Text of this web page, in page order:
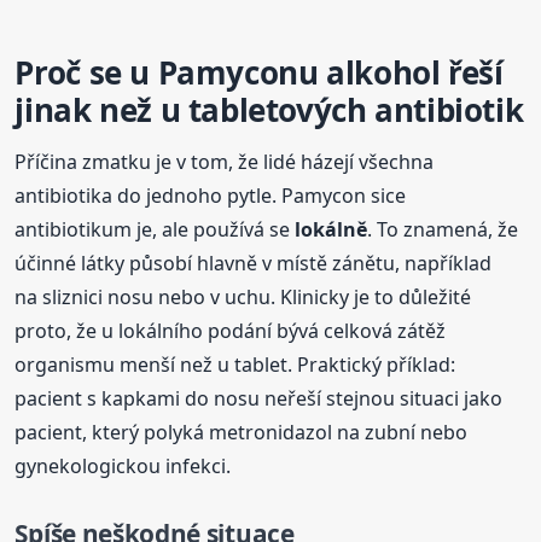
Proč se u Pamyconu alkohol řeší
jinak než u tabletových antibiotik
Příčina zmatku je v tom, že lidé házejí všechna
antibiotika do jednoho pytle. Pamycon sice
antibiotikum je, ale používá se lokálně. To znamená, že
účinné látky působí hlavně v místě zánětu, například
na sliznici nosu nebo v uchu. Klinicky je to důležité
proto, že u lokálního podání bývá celková zátěž
organismu menší než u tablet. Praktický příklad:
pacient s kapkami do nosu neřeší stejnou situaci jako
pacient, který polyká metronidazol na zubní nebo
gynekologickou infekci.
Spíše neškodné situace